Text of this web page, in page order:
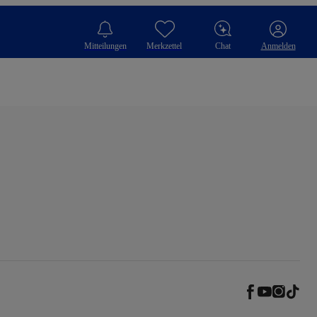
Mitteilungen Merkzettel Chat Anmelden